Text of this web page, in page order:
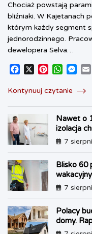
Chociaż powstają
bliźniaki. W Kajetanach
którym każdy segment
jednorodzinnego.
dewelopera Selva…
c
o
o
k
X
n
t
W
a
A
p
p
M
s
n
g
e
r
Kontynuuj czytanie
Nawet o
izolacja
7
Blisko 60
własnego
7
Polacy
domy.
kryzys w